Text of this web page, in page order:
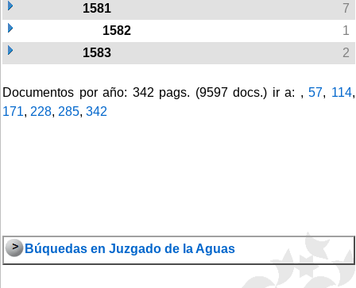
1581
7
1582
1
1583
2
Documentos por año: 342 pags. (9597 docs.) ir a: ,57, 114,
171, 228, 285, 342
Búquedas en Juzgado de la Aguas